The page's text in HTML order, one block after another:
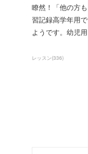
瞭然！「他の方
習記録高学年用
ようです。幼児
レッスン(336)